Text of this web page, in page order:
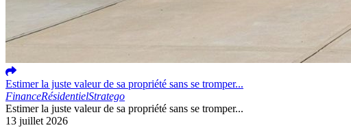
Estimer la juste valeur de sa propriété sans se tromper...
FinanceRésidentielStratego
Estimer la juste valeur de sa propriété sans se tromper...
13 juillet 2026